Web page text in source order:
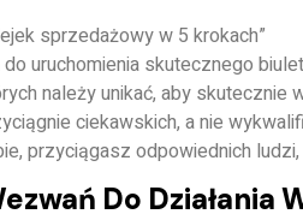
sprzedażowy w 5 krokach”
uruchomienia skutecznego
należy unikać, aby
ciekawskich, a nie
przyciągasz odpowiednich ludzi,
Do Działania